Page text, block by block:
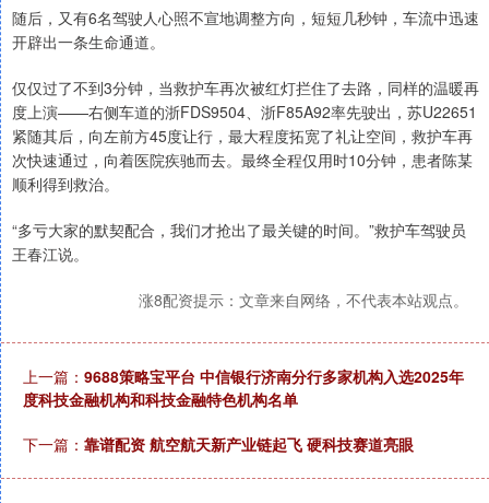
随后，又有6名驾驶人心照不宣地调整方向，短短几秒钟，车流中迅速
开辟出一条生命通道。
仅仅过了不到3分钟，当救护车再次被红灯拦住了去路，同样的温暖再
度上演——右侧车道的浙FDS9504、浙F85A92率先驶出，苏U22651
紧随其后，向左前方45度让行，最大程度拓宽了礼让空间，救护车再
次快速通过，向着医院疾驰而去。最终全程仅用时10分钟，患者陈某
顺利得到救治。
“多亏大家的默契配合，我们才抢出了最关键的时间。”救护车驾驶员
王春江说。
涨8配资提示：文章来自网络，不代表本站观点。
上一篇： 9688策略宝平台 中信银行济南分行多家机构入选2025年
度科技金融机构和科技金融特色机构名单
下一篇： 靠谱配资 航空航天新产业链起飞 硬科技赛道亮眼